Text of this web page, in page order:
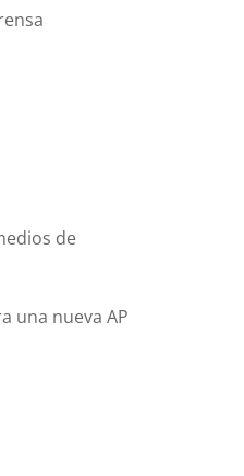
de
una nueva AP